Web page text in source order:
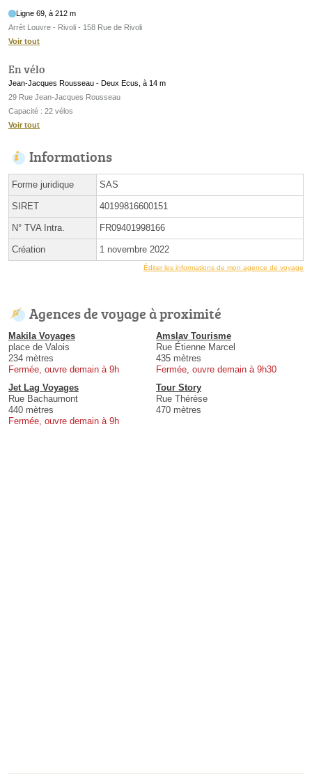
Ligne 69, à 212 m
Arrêt Louvre - Rivoli - 158 Rue de Rivoli
Voir tout
En vélo
Jean-Jacques Rousseau - Deux Ecus, à 14 m
29 Rue Jean-Jacques Rousseau
Capacité : 22 vélos
Voir tout
Informations
Forme juridique SAS
SIRET 40199816600151
N° TVA Intra. FR09401998166
Création 1 novembre 2022
Éditer les informations de mon agence de voyage
Agences de voyage à proximité
Makila Voyages
place de Valois
234 mètres
Fermée, ouvre demain à 9h
Amslav Tourisme
Rue Étienne Marcel
435 mètres
Fermée, ouvre demain à 9h30
Jet Lag Voyages
Rue Bachaumont
440 mètres
Fermée, ouvre demain à 9h
Tour Story
Rue Thérèse
470 mètres